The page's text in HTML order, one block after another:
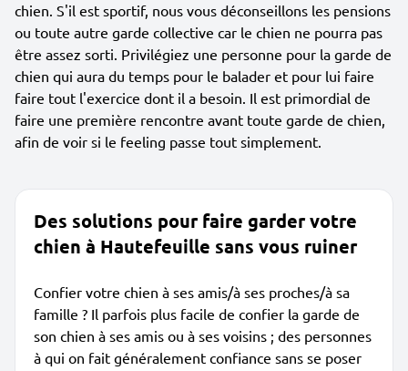
chien. S'il est sportif, nous vous déconseillons les pensions
ou toute autre garde collective car le chien ne pourra pas
être assez sorti. Privilégiez une personne pour la garde de
chien qui aura du temps pour le balader et pour lui faire
faire tout l'exercice dont il a besoin. Il est primordial de
faire une première rencontre avant toute garde de chien,
afin de voir si le feeling passe tout simplement.
Des solutions pour faire garder votre
chien à Hautefeuille sans vous ruiner
Confier votre chien à ses amis/à ses proches/à sa
famille ? Il parfois plus facile de confier la garde de
son chien à ses amis ou à ses voisins ; des personnes
à qui on fait généralement confiance sans se poser